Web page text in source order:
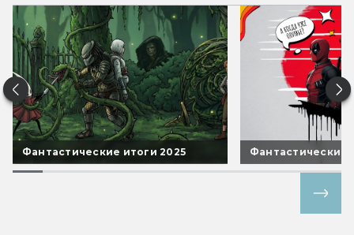
Фантастические итоги 2025 Фантастические